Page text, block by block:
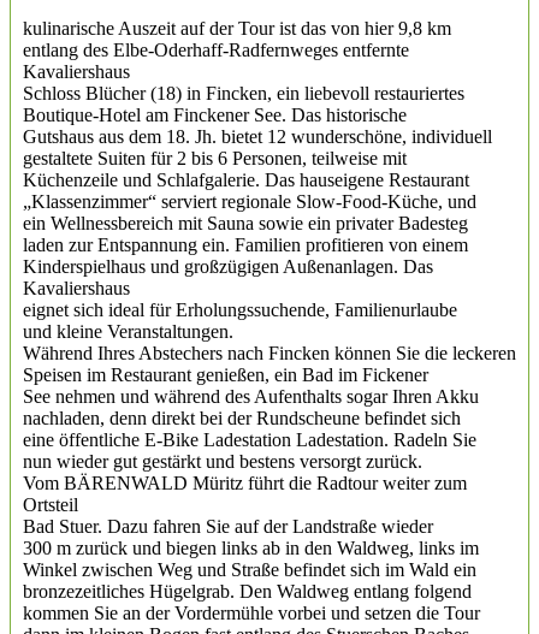
kulinarische Auszeit auf der Tour ist das von hier 9,8 km
entlang des Elbe-Oderhaff-Radfernweges entfernte
Kavaliershaus
Schloss Blücher (18) in Fincken, ein liebevoll restauriertes
Boutique-Hotel am Finckener See. Das historische
Gutshaus aus dem 18. Jh. bietet 12 wunderschöne, individuell
gestaltete Suiten für 2 bis 6 Personen, teilweise mit
Küchenzeile und Schlafgalerie. Das hauseigene Restaurant
„Klassenzimmer“ serviert regionale Slow-Food-Küche, und
ein Wellnessbereich mit Sauna sowie ein privater Badesteg
laden zur Entspannung ein. Familien profitieren von einem
Kinderspielhaus und großzügigen Außenanlagen. Das
Kavaliershaus
eignet sich ideal für Erholungssuchende, Familienurlaube
und kleine Veranstaltungen.
Während Ihres Abstechers nach Fincken können Sie die leckeren
Speisen im Restaurant genießen, ein Bad im Fickener
See nehmen und während des Aufenthalts sogar Ihren Akku
nachladen, denn direkt bei der Rundscheune befindet sich
eine öffentliche E-Bike Ladestation Ladestation. Radeln Sie
nun wieder gut gestärkt und bestens versorgt zurück.
Vom BÄRENWALD Müritz führt die Radtour weiter zum
Ortsteil
Bad Stuer. Dazu fahren Sie auf der Landstraße wieder
300 m zurück und biegen links ab in den Waldweg, links im
Winkel zwischen Weg und Straße befindet sich im Wald ein
bronzezeitliches Hügelgrab. Den Waldweg entlang folgend
kommen Sie an der Vordermühle vorbei und setzen die Tour